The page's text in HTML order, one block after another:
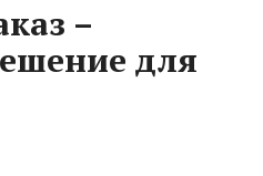
–
для